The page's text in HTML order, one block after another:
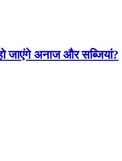
जाएंगे अनाज और सब्जियां?